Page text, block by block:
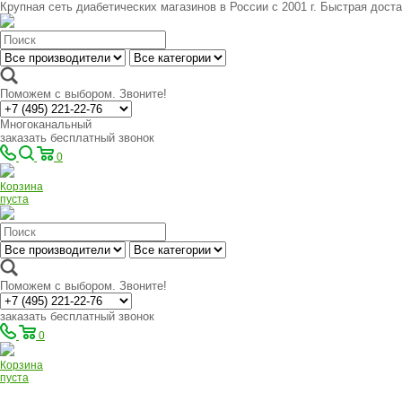
Крупная сеть диабетических магазинов в России с 2001 г. Быстрая
Поможем с выбором. Звоните!
Многоканальный
заказать бесплатный звонок
0
Корзина
пуста
Поможем с выбором. Звоните!
заказать бесплатный звонок
0
Корзина
пуста